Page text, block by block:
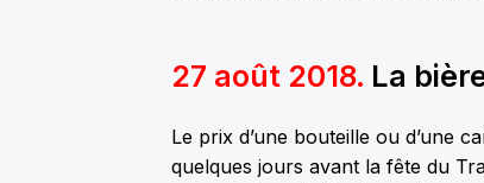
27 août 2018. La
Le prix d’une bouteille ou d’une
quelques jours avant la fête du